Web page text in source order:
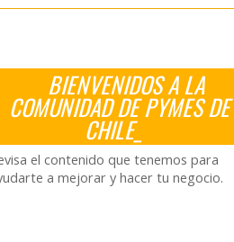
BIENVENIDOS A LA
COMUNIDAD DE PYMES DE
CHILE_
el contenido que tenemos para
a mejorar y hacer tu negocio.